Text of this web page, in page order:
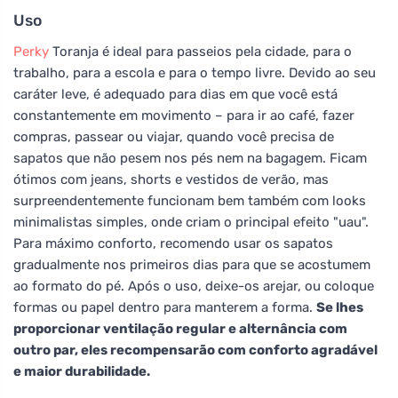
Uso
Perky Toranja é ideal para passeios pela cidade, para o
trabalho, para a escola e para o tempo livre. Devido ao seu
caráter leve, é adequado para dias em que você está
constantemente em movimento – para ir ao café, fazer
compras, passear ou viajar, quando você precisa de
sapatos que não pesem nos pés nem na bagagem. Ficam
ótimos com jeans, shorts e vestidos de verão, mas
surpreendentemente funcionam bem também com looks
minimalistas simples, onde criam o principal efeito "uau".
Para máximo conforto, recomendo usar os sapatos
gradualmente nos primeiros dias para que se acostumem
ao formato do pé. Após o uso, deixe-os arejar, ou coloque
formas ou papel dentro para manterem a forma. Se lhes
proporcionar ventilação regular e alternância com
outro par, eles recompensarão com conforto agradável
e maior durabilidade.